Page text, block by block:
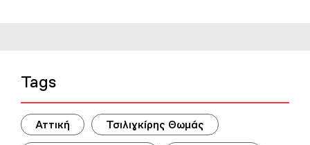
Tags
Αττική Τσιλιγκίρης Θωμάς